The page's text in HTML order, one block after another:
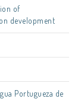
of
development
Portugueza de